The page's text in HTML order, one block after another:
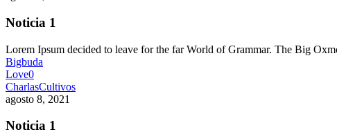
Noticia 1
Lorem Ipsum decided to leave for the far World of Grammar. The Big
Bigbuda
Love0
CharlasCultivos
agosto 8, 2021
Noticia 1